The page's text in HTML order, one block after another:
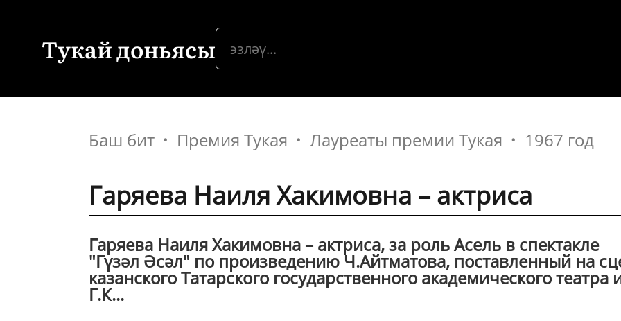
Тукай доньясы
Баш бит Премия Тукая Лауреаты премии Тукая 1967 год
Гаряева Наиля Хакимовна – актриса
Гаряева Наиля Хакимовна – актриса, за роль Асель в спектакле
"Гүзәл Әсәл" по произведению Ч.Айтматова, поставленный на
казанского Татарского государственного академического театра
Г.К...